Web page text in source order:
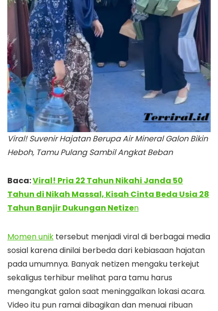
Viral! Suvenir Hajatan Berupa Air Mineral Galon Bikin
Heboh, Tamu Pulang Sambil Angkat Beban
Baca:Viral! Pria 22 Tahun Nikahi Janda 50
Tahun di Nikah Massal, Kisah Cinta Beda Usia 28
Tahun Banjir Dukungan Netizen
Momen unik tersebut menjadi viral di berbagai media
sosial karena dinilai berbeda dari kebiasaan hajatan
pada umumnya. Banyak netizen mengaku terkejut
sekaligus terhibur melihat para tamu harus
mengangkat galon saat meninggalkan lokasi acara.
Video itu pun ramai dibagikan dan menuai ribuan